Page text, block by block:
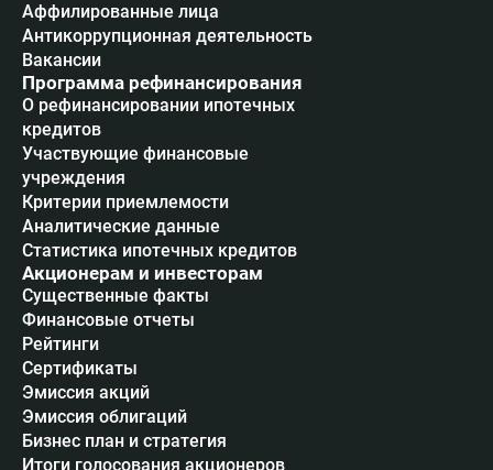
Аффилированные лица
Антикоррупционная деятельность
Вакансии
Программа рефинансирования
О рефинансировании ипотечных
кредитов
Участвующие финансовые
учреждения
Критерии приемлемости
Аналитические данные
Статистика ипотечных кредитов
Акционерам и инвесторам
Существенные факты
Финансовые отчеты
Рейтинги
Сертификаты
Эмиссия акций
Эмиссия облигаций
Бизнес план и стратегия
Итоги голосования акционеров